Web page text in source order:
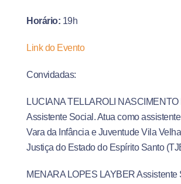
Horário: 19h
Link do Evento
Convidadas:
LUCIANA TELLAROLI NASCIMENTO
Assistente Social. Atua como
Vara da Infância e Juventude Vila
Justiça do Estado do Espírito Santo
MENARA LOPES LAYBER Assistente